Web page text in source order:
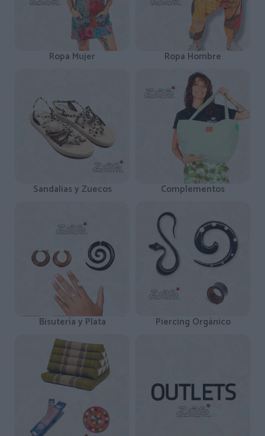
Ropa Mujer Ropa Hombre
Sandalias y Zuecos Complementos
Bisutería y Plata Piercing Orgánico